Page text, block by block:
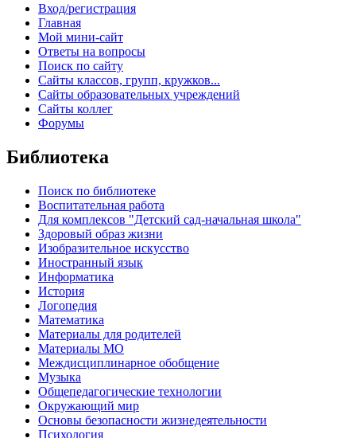
Вход/регистрация
Главная
Мой мини-сайт
Ответы на вопросы
Поиск по сайту
Сайты классов, групп, кружков...
Сайты образовательных учреждений
Сайты коллег
Форумы
Библиотека
Поиск по библиотеке
Воспитательная работа
Для комплексов "Детский сад-начальная школа"
Здоровый образ жизни
Изобразительное искусство
Иностранный язык
Информатика
История
Логопедия
Математика
Материалы для родителей
Материалы МО
Междисциплинарное обобщение
Музыка
Общепедагогические технологии
Окружающий мир
Основы безопасности жизнедеятельности
Психология